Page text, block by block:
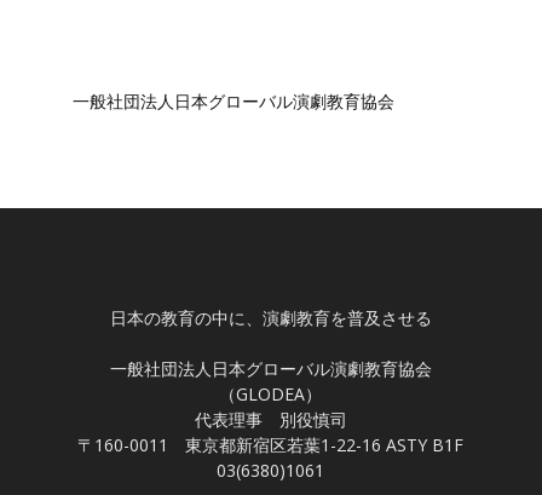
一般社団法人日本グローバル演劇教育協会
日本の教育の中に、演劇教育を普及させる
一般社団法人日本グローバル演劇教育協会
（GLODEA）
代表理事 別役慎司
〒160-0011 東京都新宿区若葉1-22-16 ASTY B1F
03(6380)1061